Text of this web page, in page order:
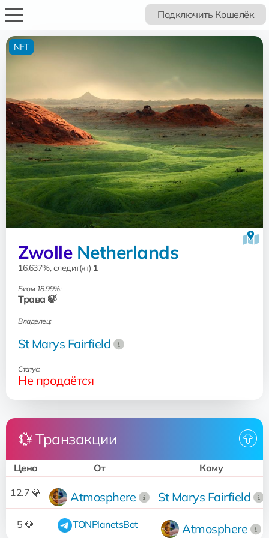
Подключить Кошелёк
Zwolle Netherlands
16.637%, следит(ят) 1
Биом 18.99%:
Трава 🍃
Владелец:
St Marys Fairfield
Статус:
Не продаётся
NFT
💱 Транзакции
Цена От Кому
12.7 💎 Atmosphere St Marys Fairfield
5 💎 TONPlanetsBot Atmosphere